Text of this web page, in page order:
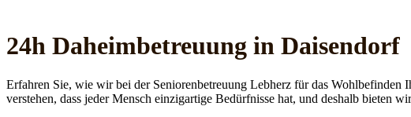
24h Daheim­betreuung in Daisendorf
Erfahren Sie, wie wir bei der Seniorenbetreuung Lebherz für das Wohlbefinden
verstehen, dass jeder Mensch einzigartige Bedürfnisse hat, und deshalb bieten